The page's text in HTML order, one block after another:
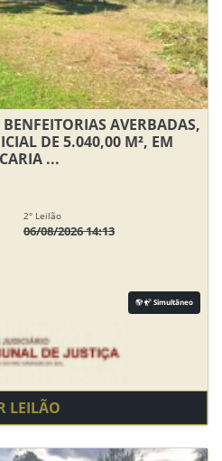
AVERBADAS,
DE 5.040,00 M², EM
...
2° Leilão
06/08/2026 14:13
Simultâneo
LEILÃO